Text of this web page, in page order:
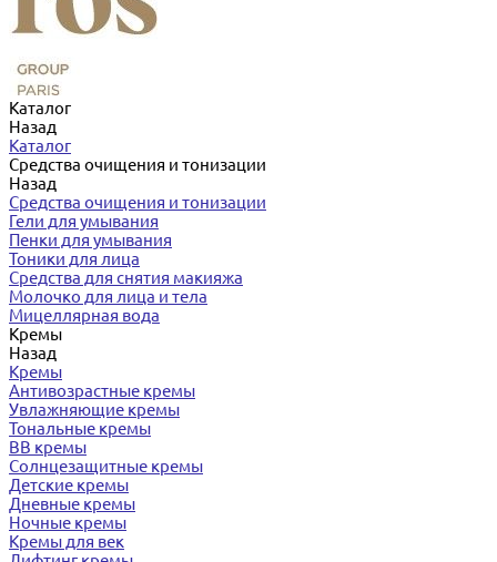
Каталог
Назад
Каталог
Средства очищения и тонизации
Назад
Средства очищения и тонизации
Гели для умывания
Пенки для умывания
Тоники для лица
Средства для снятия макияжа
Молочко для лица и тела
Мицеллярная вода
Кремы
Назад
Кремы
Антивозрастные кремы
Увлажняющие кремы
Тональные кремы
BB кремы
Солнцезащитные кремы
Детские кремы
Дневные кремы
Ночные кремы
Кремы для век